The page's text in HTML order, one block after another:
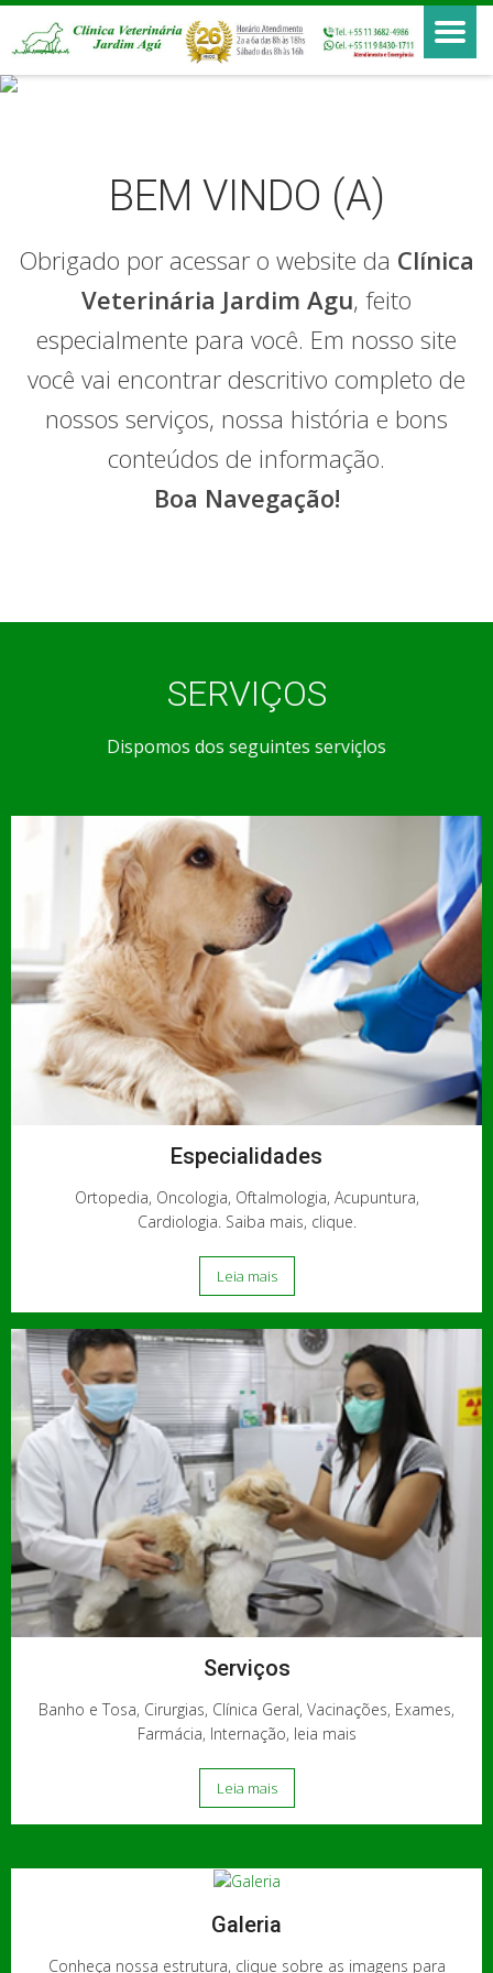
BEM VINDO (A)
Obrigado por acessar o website da Clínica
Veterinária Jardim Agu, feito
especialmente para você. Em nosso site
você vai encontrar descritivo completo de
nossos serviços, nossa história e bons
conteúdos de informação.
Boa Navegação!
SERVIÇOS
Dispomos dos seguintes serviçlos
Especialidades
Ortopedia, Oncologia, Oftalmologia, Acupuntura,
Cardiologia. Saiba mais, clique.
Leia mais
Serviços
Banho e Tosa, Cirurgias, Clínica Geral, Vacinações, Exames,
Farmácia, Internação, leia mais
Leia mais
Galeria
Conheça nossa estrutura, clique sobre as imagens para